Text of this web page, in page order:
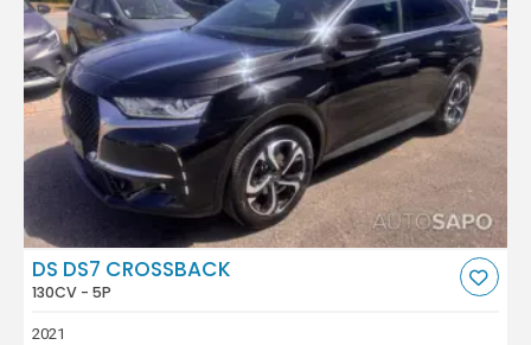
DS DS7 CROSSBACK
130CV - 5P
2021